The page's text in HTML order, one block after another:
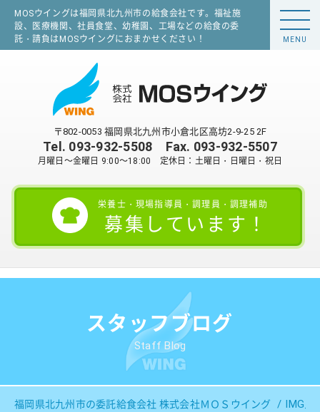
MOSウイングは福岡県北九州市の給食会社です。福祉施
設、医療機関、社員食堂、幼稚園、工場などの給食の委
託・請負はMOSウイングにおまかせください！
〒802-0053 福岡県北九州市小倉北区高坊2-9-25 2F
Tel. 093-932-5508 Fax. 093-932-5507
月曜日～金曜日 9:00～18:00 定休日：土曜日・日曜日・祝日
栄養士・現場指導員・調理員・調理補助
募集しています！
MENU
スタッフブログ
Staff Blog
福岡県北九州市の委託給食会社 株式会社ＭＯＳウイング